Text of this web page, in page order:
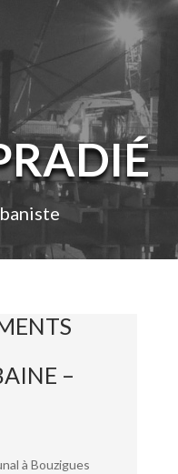
–
à Bouzigues